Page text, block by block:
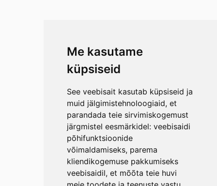
Me kasutame
küpsiseid
See veebisait kasutab küpsiseid ja
muid jälgimistehnoloogiaid, et
parandada teie sirvimiskogemust
järgmistel eesmärkidel: veebisaidi
põhifunktsioonide
võimaldamiseks, parema
kliendikogemuse pakkumiseks
veebisaidil, et mõõta teie huvi